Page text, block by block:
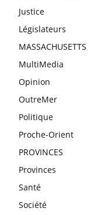
Justice
Législateurs
MASSACHUSETTS
MultiMedia
Opinion
OutreMer
Politique
Proche-Orient
PROVINCES
Provinces
Santé
Société